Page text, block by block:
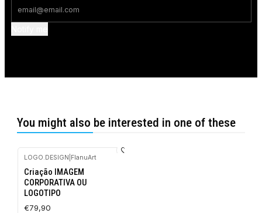
You might also be interested in one of these
LOGO.DESIGN FlanuArt
Criação IMAGEM
CORPORATIVA OU
LOGOTIPO
€79,90